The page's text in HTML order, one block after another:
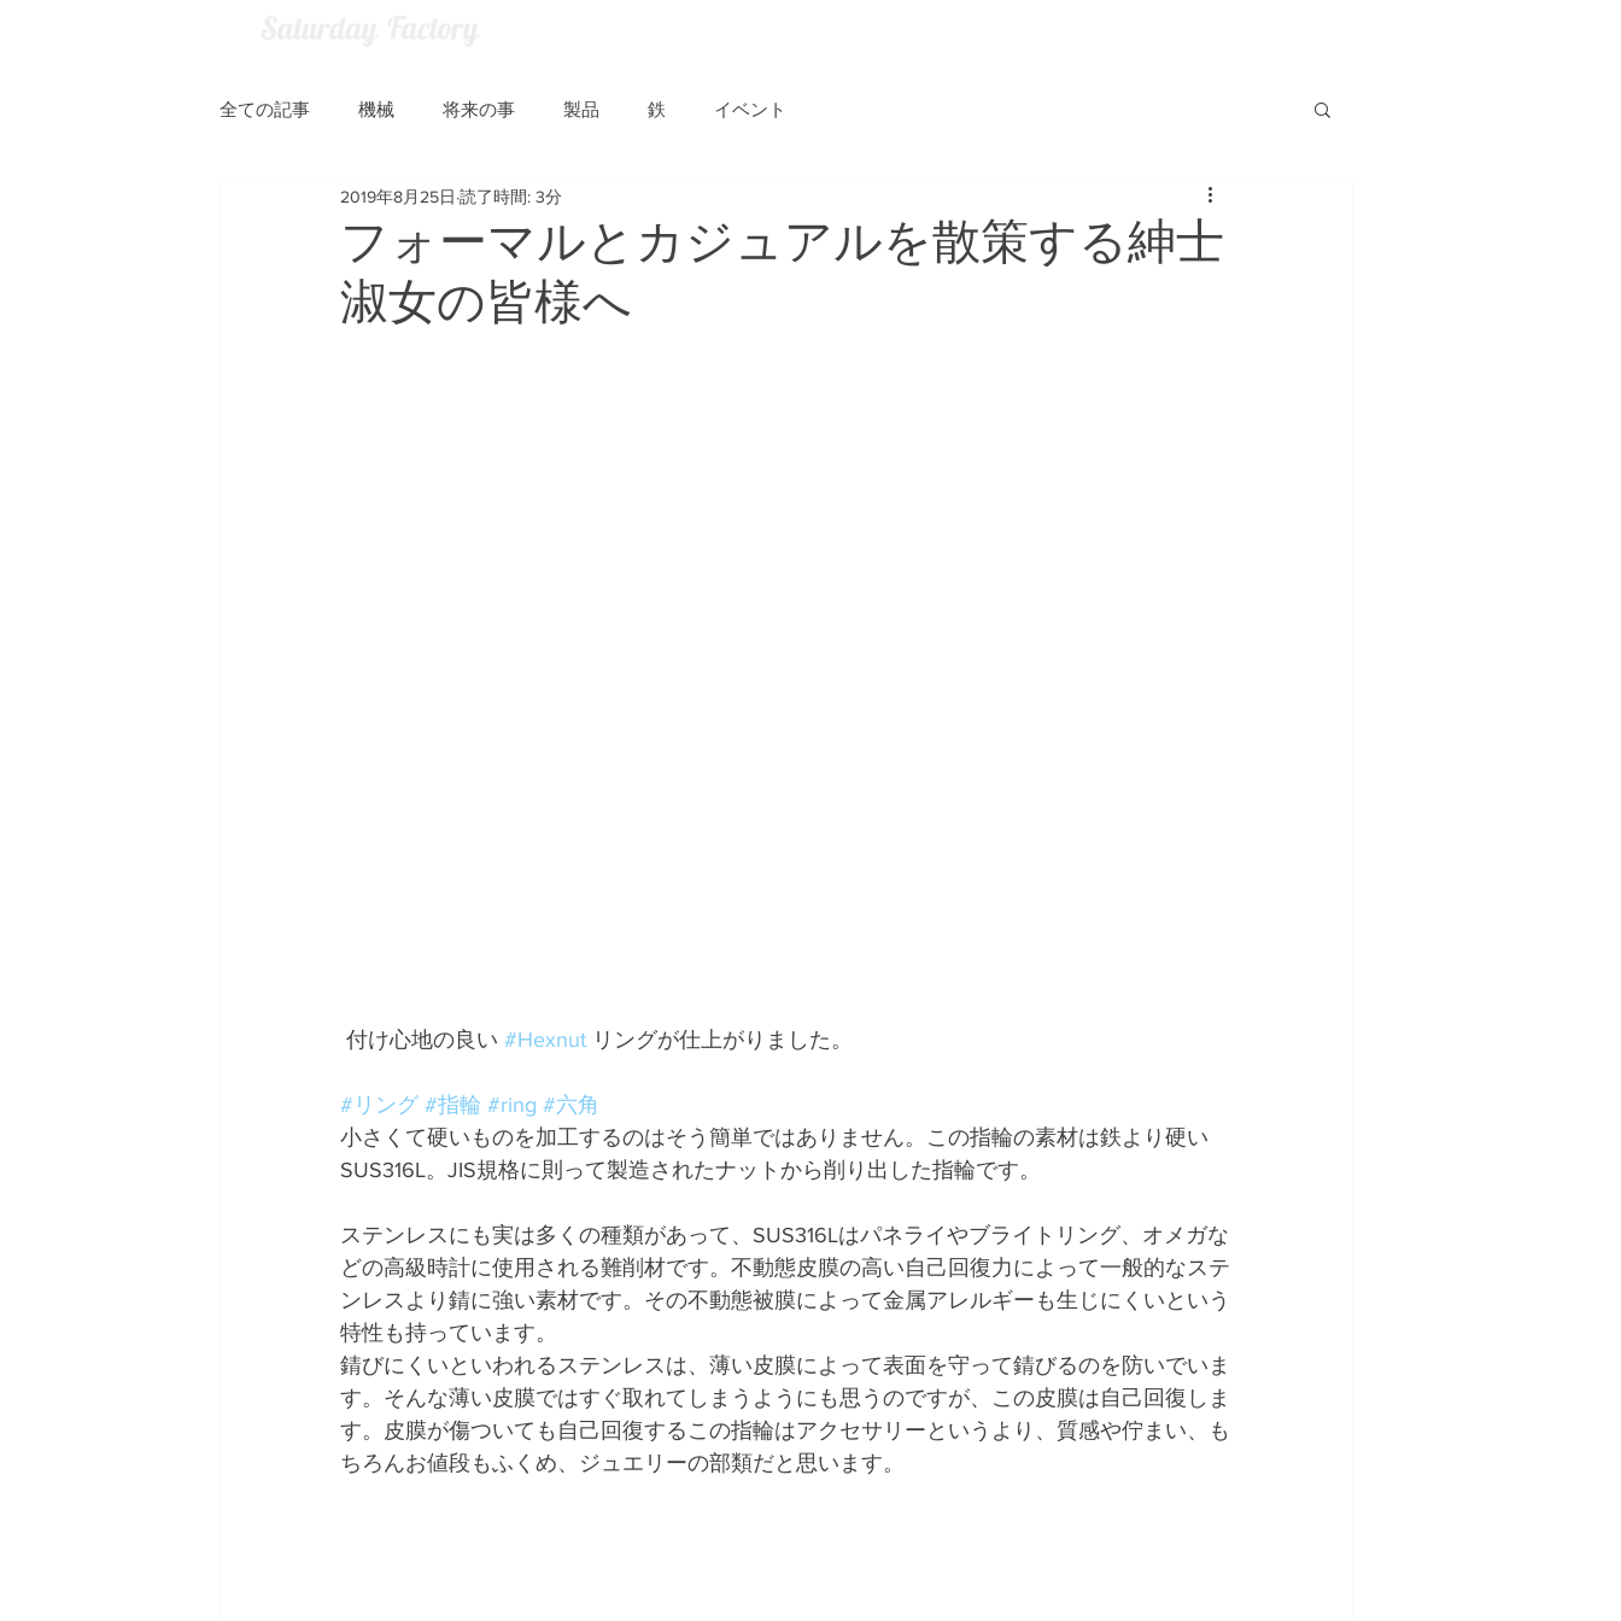
全ての記事 機械 将来の事 製品 鉄 イベント
フォーマルとカジュアルを散策する紳士
淑女の皆様へ
2019年8月25日 読了時間: 3分
付け心地の良い #Hexnut リングが仕上がりました。
#リング #指輪 #ring #六角
小さくて硬いものを加工するのはそう簡単ではありません。この指輪の素材は鉄より硬い
SUS316L。JIS規格に則って製造されたナットから削り出した指輪です。
ステンレスにも実は多くの種類があって、SUS316Lはパネライやブライトリング、オメガな
どの高級時計に使用される難削材です。不動態皮膜の高い自己回復力によって一般的なステ
ンレスより錆に強い素材です。その不動態被膜によって金属アレルギーも生じにくいという
特性も持っています。
錆びにくいといわれるステンレスは、薄い皮膜によって表面を守って錆びるのを防いでいま
す。そんな薄い皮膜ではすぐ取れてしまうようにも思うのですが、この皮膜は自己回復しま
す。皮膜が傷ついても自己回復するこの指輪はアクセサリーというより、質感や佇まい、も
ちろんお値段もふくめ、ジュエリーの部類だと思います。